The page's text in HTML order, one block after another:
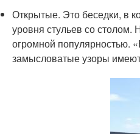
Открытые. Это беседки, в
уровня стульев со столом.
огромной популярностью.
замысловатые узоры